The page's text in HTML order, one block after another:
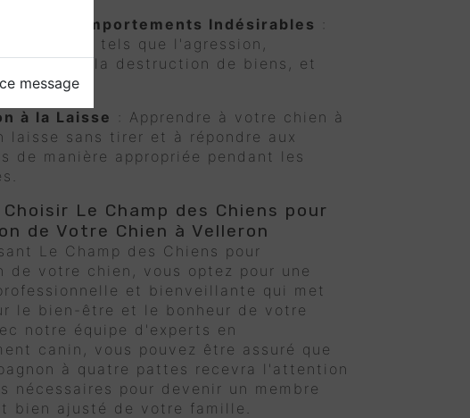
message
des Comportements Indésirables :
problèmes tels que l'agression,
excessif, la destruction de biens, et
à la Laisse
: Apprendre à votre chien à
laisse sans tirer et à répondre aux
de manière appropriée pendant les
Le Champ des Chiens pour
de Votre Chien à Velleron
Le Champ des Chiens pour
de votre chien, vous optez pour une
et bienveillante qui met
le bien-être et le bonheur de votre
notre équipe d'experts en
canin, vous pouvez être assuré que
à quatre pattes recevra l'attention
nécessaires pour devenir un membre
bien ajusté de votre famille.